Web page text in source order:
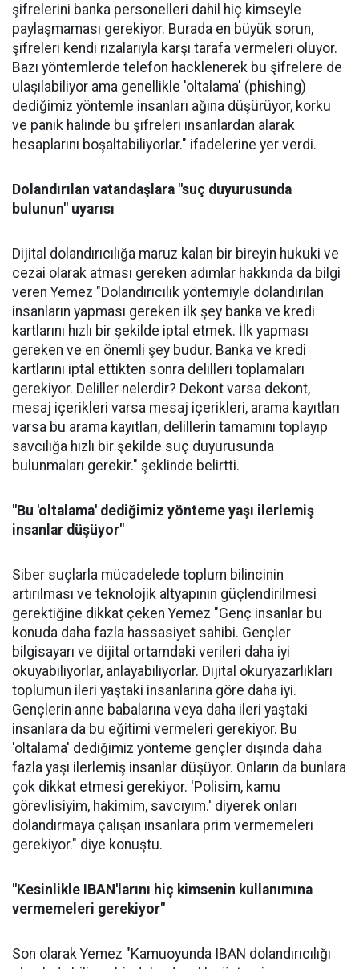
şifrelerini banka personelleri dahil hiç kimseyle
paylaşmaması gerekiyor. Burada en büyük sorun,
şifreleri kendi rızalarıyla karşı tarafa vermeleri oluyor.
Bazı yöntemlerde telefon hacklenerek bu şifrelere de
ulaşılabiliyor ama genellikle 'oltalama' (phishing)
dediğimiz yöntemle insanları ağına düşürüyor, korku
ve panik halinde bu şifreleri insanlardan alarak
hesaplarını boşaltabiliyorlar." ifadelerine yer verdi.
Dolandırılan vatandaşlara "suç duyurusunda
bulunun" uyarısı
Dijital dolandırıcılığa maruz kalan bir bireyin hukuki ve
cezai olarak atması gereken adımlar hakkında da bilgi
veren Yemez "Dolandırıcılık yöntemiyle dolandırılan
insanların yapması gereken ilk şey banka ve kredi
kartlarını hızlı bir şekilde iptal etmek. İlk yapması
gereken ve en önemli şey budur. Banka ve kredi
kartlarını iptal ettikten sonra delilleri toplamaları
gerekiyor. Deliller nelerdir? Dekont varsa dekont,
mesaj içerikleri varsa mesaj içerikleri, arama kayıtları
varsa bu arama kayıtları, delillerin tamamını toplayıp
savcılığa hızlı bir şekilde suç duyurusunda
bulunmaları gerekir." şeklinde belirtti.
"Bu 'oltalama' dediğimiz yönteme yaşı ilerlemiş
insanlar düşüyor"
Siber suçlarla mücadelede toplum bilincinin
artırılması ve teknolojik altyapının güçlendirilmesi
gerektiğine dikkat çeken Yemez "Genç insanlar bu
konuda daha fazla hassasiyet sahibi. Gençler
bilgisayarı ve dijital ortamdaki verileri daha iyi
okuyabiliyorlar, anlayabiliyorlar. Dijital okuryazarlıkları
toplumun ileri yaştaki insanlarına göre daha iyi.
Gençlerin anne babalarına veya daha ileri yaştaki
insanlara da bu eğitimi vermeleri gerekiyor. Bu
'oltalama' dediğimiz yönteme gençler dışında daha
fazla yaşı ilerlemiş insanlar düşüyor. Onların da bunlara
çok dikkat etmesi gerekiyor. 'Polisim, kamu
görevlisiyim, hakimim, savcıyım.' diyerek onları
dolandırmaya çalışan insanlara prim vermemeleri
gerekiyor." diye konuştu.
"Kesinlikle IBAN'larını hiç kimsenin kullanımına
vermemeleri gerekiyor"
Son olarak Yemez "Kamuoyunda IBAN dolandırıcılığı